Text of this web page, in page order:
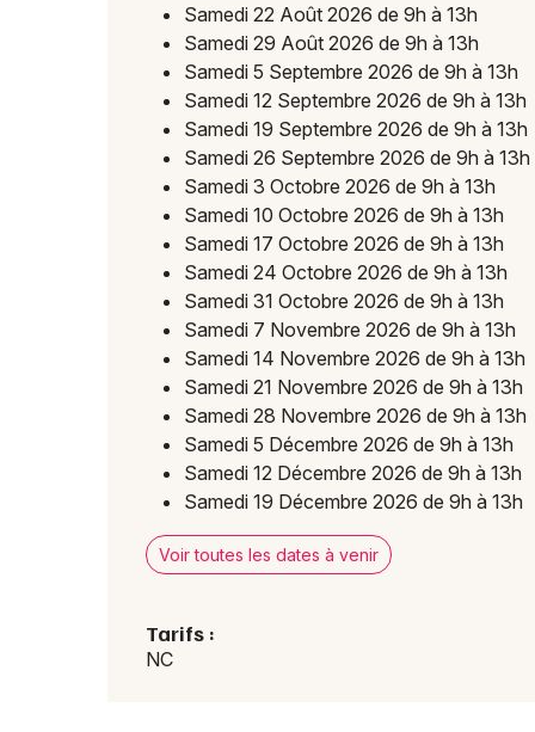
Samedi 22 Août 2026 de 9h à 13h
Samedi 29 Août 2026 de 9h à 13h
Samedi 5 Septembre 2026 de 9h à 13h
Samedi 12 Septembre 2026 de 9h à 13h
Samedi 19 Septembre 2026 de 9h à 13h
Samedi 26 Septembre 2026 de 9h à 13h
Samedi 3 Octobre 2026 de 9h à 13h
Samedi 10 Octobre 2026 de 9h à 13h
Samedi 17 Octobre 2026 de 9h à 13h
Samedi 24 Octobre 2026 de 9h à 13h
Samedi 31 Octobre 2026 de 9h à 13h
Samedi 7 Novembre 2026 de 9h à 13h
Samedi 14 Novembre 2026 de 9h à 13h
Samedi 21 Novembre 2026 de 9h à 13h
Samedi 28 Novembre 2026 de 9h à 13h
Samedi 5 Décembre 2026 de 9h à 13h
Samedi 12 Décembre 2026 de 9h à 13h
Samedi 19 Décembre 2026 de 9h à 13h
Voir toutes les dates à venir
Tarifs :
NC